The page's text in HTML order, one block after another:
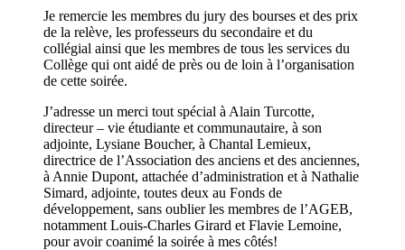
Je remercie les membres du jury des bourses et des prix
de la relève, les professeurs du secondaire et du
collégial ainsi que les membres de tous les services du
Collège qui ont aidé de près ou de loin à l’organisation
de cette soirée.
J’adresse un merci tout spécial à Alain Turcotte,
directeur – vie étudiante et communautaire, à son
adjointe, Lysiane Boucher, à Chantal Lemieux,
directrice de l’Association des anciens et des anciennes,
à Annie Dupont, attachée d’administration et à Nathalie
Simard, adjointe, toutes deux au Fonds de
développement, sans oublier les membres de l’AGEB,
notamment Louis-Charles Girard et Flavie Lemoine,
pour avoir coanimé la soirée à mes côtés!